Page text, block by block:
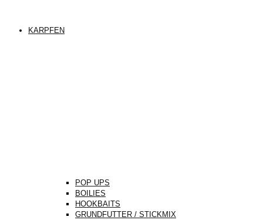
KARPFEN
POP UPS
BOILIES
HOOKBAITS
GRUNDFUTTER / STICKMIX